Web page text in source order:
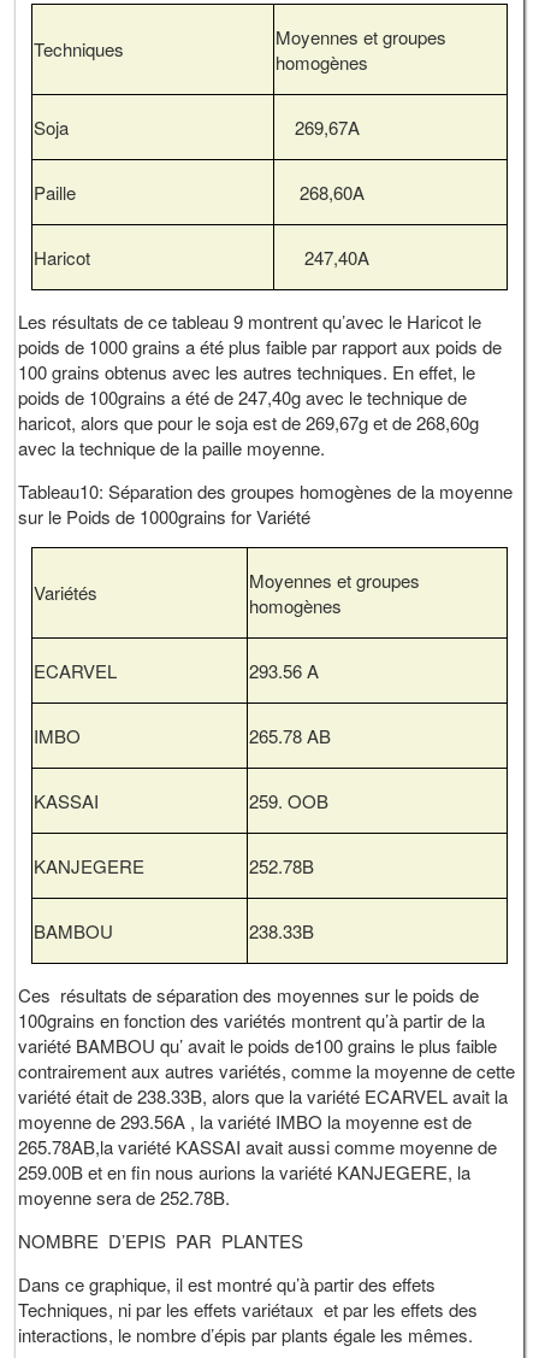
Techniques
Moyennes et groupes
homogènes
Soja 269,67A
Paille 268,60A
Haricot 247,40A
Les résultats de ce tableau 9 montrent qu’avec le Haricot le
poids de 1000 grains a été plus faible par rapport aux poids de
100 grains obtenus avec les autres techniques. En effet, le
poids de 100grains a été de 247,40g avec le technique de
haricot, alors que pour le soja est de 269,67g et de 268,60g
avec la technique de la paille moyenne.
Tableau10: Séparation des groupes homogènes de la moyenne
sur le Poids de 1000grains for Variété
Variétés
Moyennes et groupes
homogènes
ECARVEL 293.56 A
IMBO 265.78 AB
KASSAI 259. OOB
KANJEGERE 252.78B
BAMBOU 238.33B
Ces résultats de séparation des moyennes sur le poids de
100grains en fonction des variétés montrent qu’à partir de la
variété BAMBOU qu’ avait le poids de100 grains le plus faible
contrairement aux autres variétés, comme la moyenne de cette
variété était de 238.33B, alors que la variété ECARVEL avait la
moyenne de 293.56A , la variété IMBO la moyenne est de
265.78AB,la variété KASSAI avait aussi comme moyenne de
259.00B et en fin nous aurions la variété KANJEGERE, la
moyenne sera de 252.78B.
NOMBRE D’EPIS PAR PLANTES
Dans ce graphique, il est montré qu’à partir des effets
Techniques, ni par les effets variétaux et par les effets des
interactions, le nombre d’épis par plants égale les mêmes.